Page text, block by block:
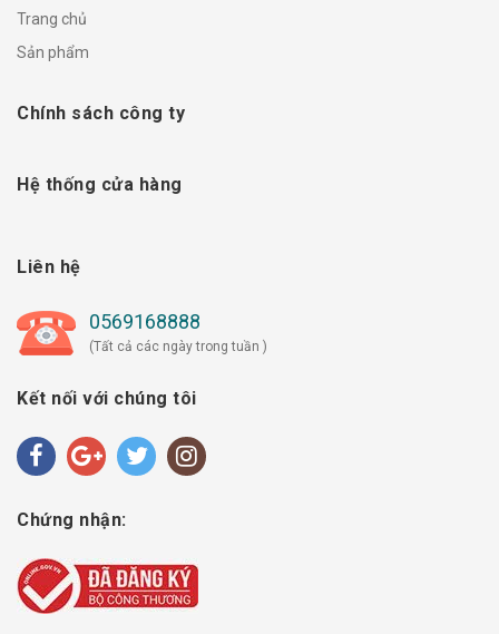
Trang chủ
Sản phẩm
Chính sách công ty
Hệ thống cửa hàng
Liên hệ
0569168888
(Tất cả các ngày trong tuần )
Kết nối với chúng tôi
Chứng nhận: